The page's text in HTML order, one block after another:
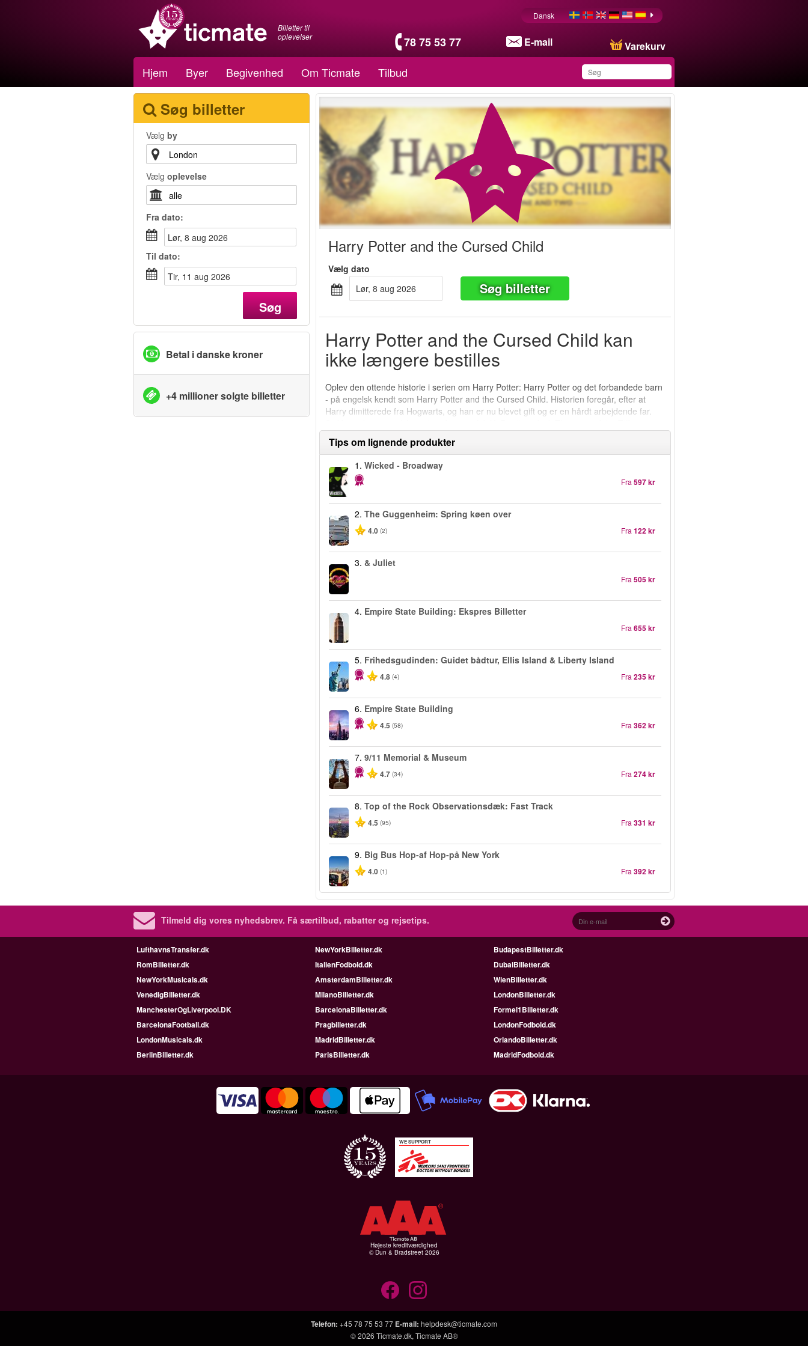
Billetter til
oplevelser
78 75 53 77 E-mail Varekurv
Dansk
Hjem Byer Begivenhed Om Ticmate Tilbud
Du har gemt dette
produkt på din liste
Søg billetter
Vælg by
Vælg oplevelse
Fra dato:
lør, 8 aug 2026
Til dato:
tir, 11 aug 2026
Søg
Betal i danske kroner
+4 millioner solgte billetter
Harry Potter and the Cursed Child
Vælg dato
lør, 8 aug 2026
Søg billetter
Harry Potter and the Cursed Child kan
ikke længere bestilles
Oplev den ottende historie i serien om Harry Potter: Harry Potter og det forbandede barn
- på engelsk kendt som Harry Potter and the Cursed Child. Historien foregår, efter at
Harry dimitterede fra Hogwarts, og han er nu blevet gift og er en hårdt arbejdende far.
Tips om lignende produkter
1.Wicked - Broadway
Fra 597 kr
2.The Guggenheim: Spring køen over
4.0 (2) Fra 122 kr
3.& Juliet
Fra 505 kr
4. Empire State Building: Ekspres Billetter
Fra 655 kr
5. Frihedsgudinden: Guidet bådtur, Ellis Island & Liberty Island
4.8 (4) Fra 235 kr
6. Empire State Building
4.5 (58) Fra 362 kr
7.9/11 Memorial & Museum
4.7 (34) Fra 274 kr
8.Top of the Rock Observationsdæk: Fast Track
4.5 (95) Fra 331 kr
9. Big Bus Hop-af Hop-på New York
4.0 (1) Fra 392 kr
Tilmeld dig vores nyhedsbrev. Få særtilbud, rabatter og rejsetips.
LufthavnsTransfer.dk NewYorkBilletter.dk
BudapestBilletter.dk
RomBilletter.dk
ItalienFodbold.dk
DubaiBilletter.dk
NewYorkMusicals.dk
AmsterdamBilletter.dk
WienBilletter.dk
VenedigBilletter.dk
MilanoBilletter.dk
LondonBilletter.dk
ManchesterOgLiverpool.DK
BarcelonaBilletter.dk
Formel1Billetter.dk
BarcelonaFootball.dk
Pragbilletter.dk
LondonFodbold.dk
LondonMusicals.dk
MadridBilletter.dk
OrlandoBilletter.dk
BerlinBilletter.dk
ParisBilletter.dk MadridFodbold.dk
WE SUPPORT
Højeste kreditværdighed
© Dun & Bradstreet 2026
Telefon: +45 78 75 53 77 E-mail: helpdesk@ticmate.com
© 2026 Ticmate.dk, Ticmate AB®